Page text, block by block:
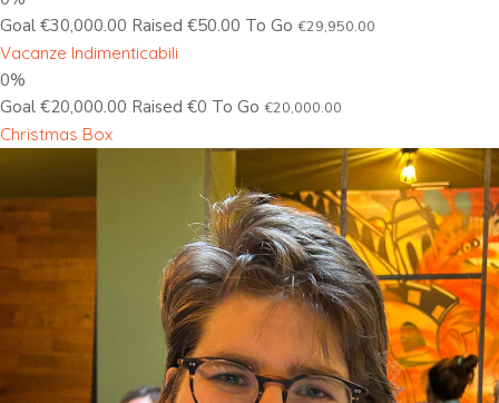
Goal €30,000.00 Raised €50.00 To Go €29,950.00
Vacanze Indimenticabili
0%
Goal €20,000.00 Raised €0 To Go €20,000.00
Christmas Box